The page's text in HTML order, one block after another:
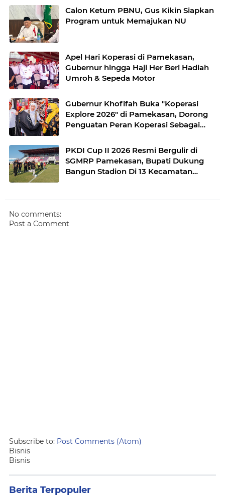
Calon Ketum PBNU, Gus Kikin Siapkan
Program untuk Memajukan NU
Apel Hari Koperasi di Pamekasan,
Gubernur hingga Haji Her Beri Hadiah
Umroh & Sepeda Motor
Gubernur Khofifah Buka "Koperasi
Explore 2026" di Pamekasan, Dorong
Penguatan Peran Koperasi Sebagai
Sekaligus Perluas Akses Promosi
Pelaku UMKM
PKDI Cup II 2026 Resmi Bergulir di
SGMRP Pamekasan, Bupati Dukung
Bangun Stadion Di 13 Kecamatan
No comments:
Post a Comment
Subscribe to: Post Comments (Atom)
Bisnis
Bisnis
Berita Terpopuler